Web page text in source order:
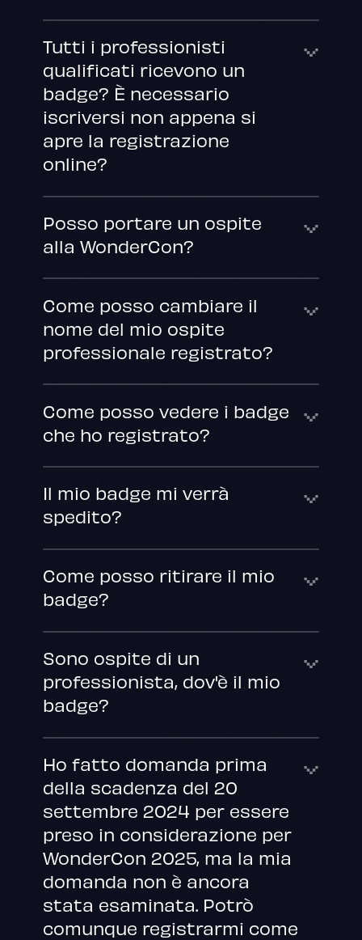
Tutti i professionisti
qualificati ricevono un
badge? È necessario
iscriversi non appena si
apre la registrazione
online?
Posso portare un ospite
alla WonderCon?
Come posso cambiare il
nome del mio ospite
professionale registrato?
Come posso vedere i badge
che ho registrato?
Il mio badge mi verrà
spedito?
Come posso ritirare il mio
badge?
Sono ospite di un
professionista, dov'è il mio
badge?
Ho fatto domanda prima
della scadenza del 20
settembre 2024 per essere
preso in considerazione per
WonderCon 2025, ma la mia
domanda non è ancora
stata esaminata. Potrò
comunque registrarmi come